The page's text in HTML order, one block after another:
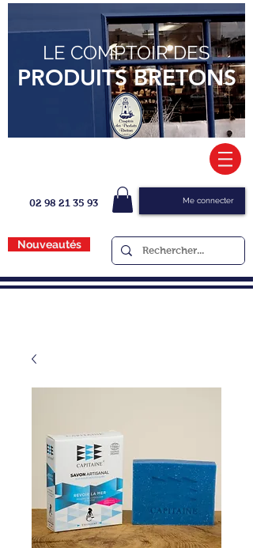
LE COMPTOIR DES
PRODUITS BRETONS
02 98 21 35 93 Me connecter
Nouveautés